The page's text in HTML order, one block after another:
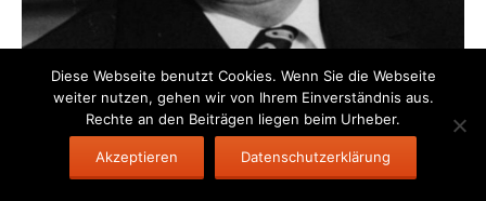
© Lexikon der Politischen Strafprozesse
Diese Webseite benutzt Cookies. Wenn Sie die Webseite
weiter nutzen, gehen wir von Ihrem Einverständnis aus.
Rechte an den Beiträgen liegen beim Urheber.
Akzeptieren Datenschutzerklärung